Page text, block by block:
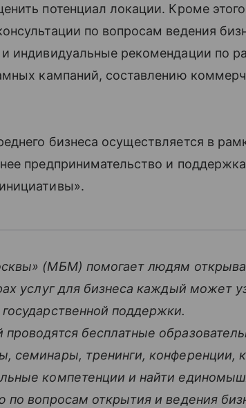
потенциал локации. Кроме
по вопросам ведения
индивидуальные рекомендации по
кампаний, составлению
бизнеса осуществляется в
предпринимательство и
(МБМ) помогает людям
услуг для бизнеса каждый может
поддержки.
бесплатные
семинары, тренинги, конференции,
компетенции и найти
по вопросам открытия и ведения